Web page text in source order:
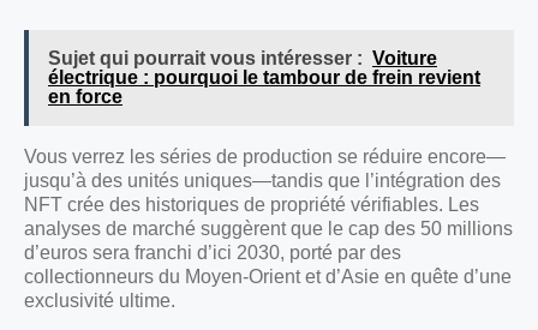
Sujet qui pourrait vous intéresser : Voiture
électrique : pourquoi le tambour de frein revient
en force
Vous verrez les séries de production se réduire encore—
jusqu’à des unités uniques—tandis que l’intégration des
NFT crée des historiques de propriété vérifiables. Les
analyses de marché suggèrent que le cap des 50 millions
d’euros sera franchi d’ici 2030, porté par des
collectionneurs du Moyen-Orient et d’Asie en quête d’une
exclusivité ultime.